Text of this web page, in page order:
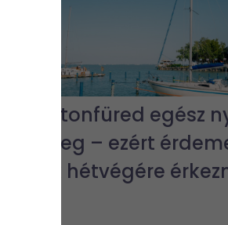
Balatonfüred egész
pezseg – ezért
csak hétvégére